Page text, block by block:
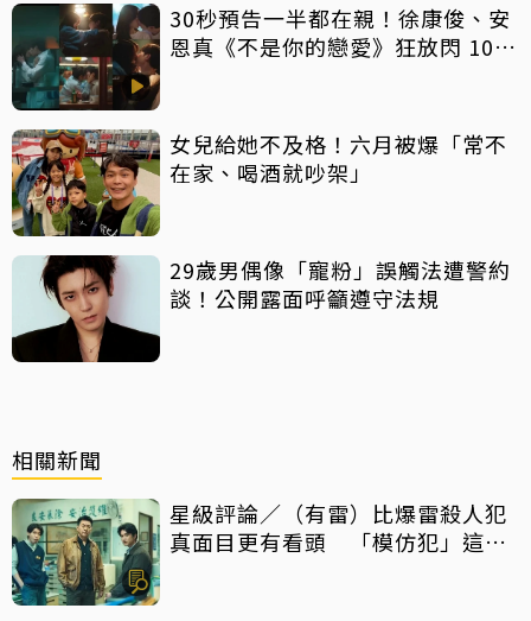
30秒預告一半都在親！徐康俊、安
恩真《不是你的戀愛》狂放閃 10年
女兒給她不及格！六月被爆「常不
在家、喝酒就吵架」
29歲男偶像「寵粉」誤觸法遭警約
談！公開露面呼籲遵守法規
相關新聞
星級評論／（有雷）比爆雷殺人犯
真面目更有看頭 「模仿犯」這件